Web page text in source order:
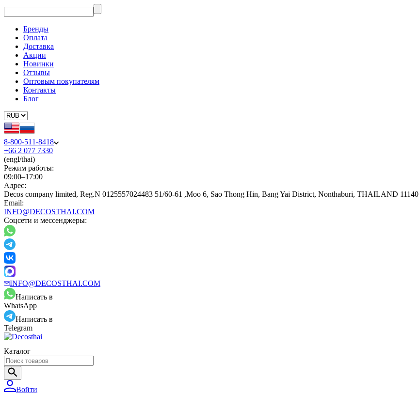
Бренды
Оплата
Доставка
Акции
Новинки
Отзывы
Оптовым покупателям
Контакты
Блог
8-800-511-8418
+66 2 077 7330
(engl/thai)
Режим работы:
09:00–17:00
Адрес:
Decos company limited, Reg.N 0125557024483 51/60-61 ,Moo 6, Sao Thong Hin, Bang Yai District, Nonthaburi, THAILAND 11140
Email:
INFO@DECOSTHAI.COM
Соцсети и мессенджеры:
INFO@DECOSTHAI.COM
Написать в
WhatsApp
Написать в
Telegram
Каталог
Войти